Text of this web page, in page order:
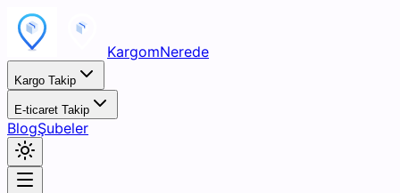
KargomNerede
Kargo Takip
E-ticaret Takip
BlogŞubeler